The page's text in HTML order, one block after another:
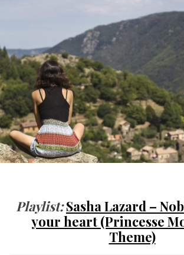
Playlist: Sasha Lazard –
your heart (Princesse
Theme)